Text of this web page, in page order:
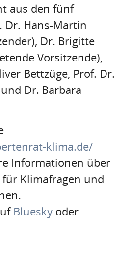
aus den fünf
Dr. Hans-Martin
Dr. Brigitte
Vorsitzende),
Bettzüge, Prof. Dr.
Dr. Barbara
klima.de/
Informationen über
Klimafragen und
Bluesky oder